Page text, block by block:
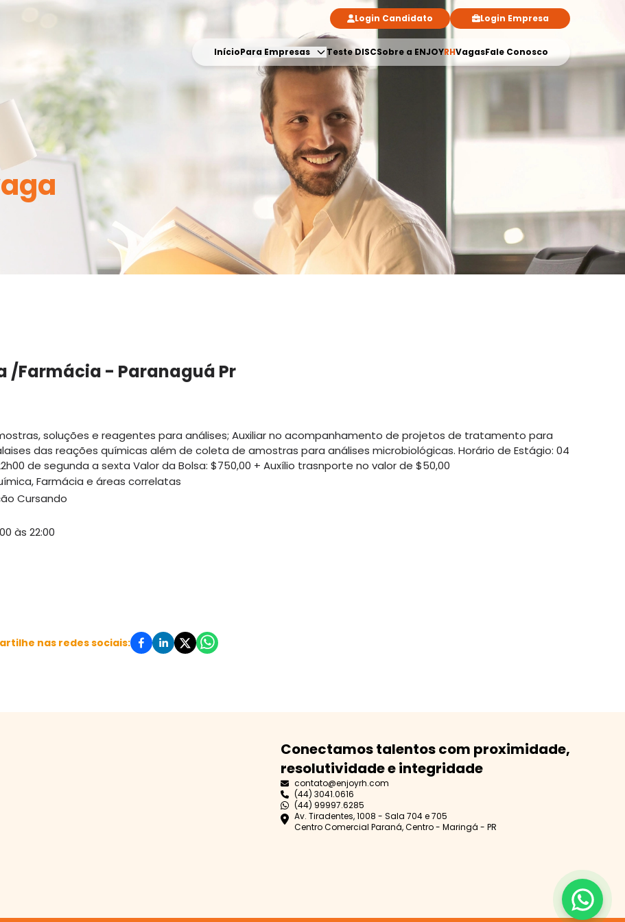
Login Candidato Login Empresa
InícioPara Empresas Teste DISCSobre a ENJOYRHVagasFale Conosco
/Farmácia - Paranaguá Pr
soluções e reagentes para análises; Auxiliar no acompanhamento de projetos de tratamento para
das reações químicas além de coleta de amostras para análises microbiológicas. Horário de Estágio: 04
de segunda a sexta Valor da Bolsa: $750,00 + Auxílio trasnporte no valor de $50,00
Farmácia e áreas correlatas
Cursando
às 22:00
nas redes sociais:
Conectamos talentos com proximidade,
resolutividade e integridade
contato@enjoyrh.com
(44) 3041.0616
(44) 99997.6285
Av. Tiradentes, 1008 - Sala 704 e 705
Centro Comercial Paraná, Centro - Maringá - PR